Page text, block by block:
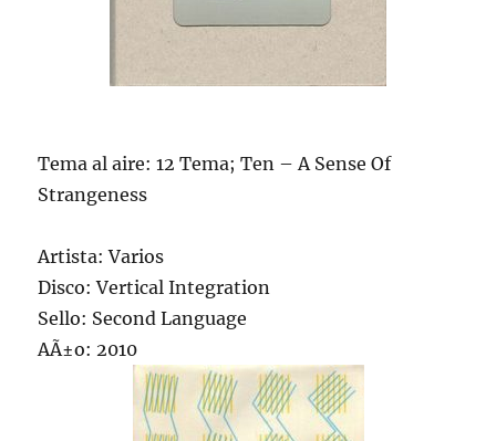
Tema al aire: 12 Tema; Ten – A Sense Of
Strangeness
Artista: Varios
Disco: Vertical Integration
Sello: Second Language
AÃ±o: 2010